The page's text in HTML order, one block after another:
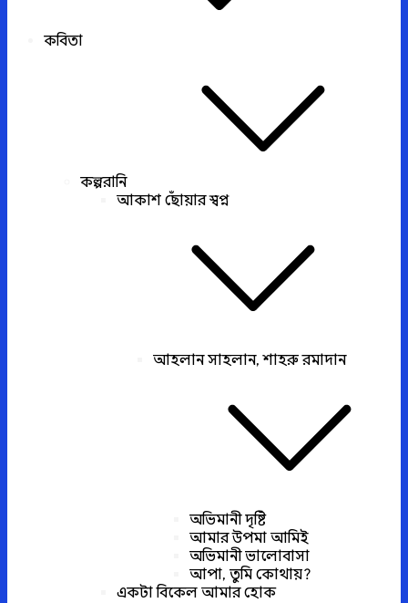
কবিতা
কল্পরানি
আকাশ ছোঁয়ার স্বপ্ন
আহলান সাহলান, শাহরু রমাদান
অভিমানী দৃষ্টি
আমার উপমা আমিই
অভিমানী ভালোবাসা
আপা, তুমি কোথায়?
একটা বিকেল আমার হোক